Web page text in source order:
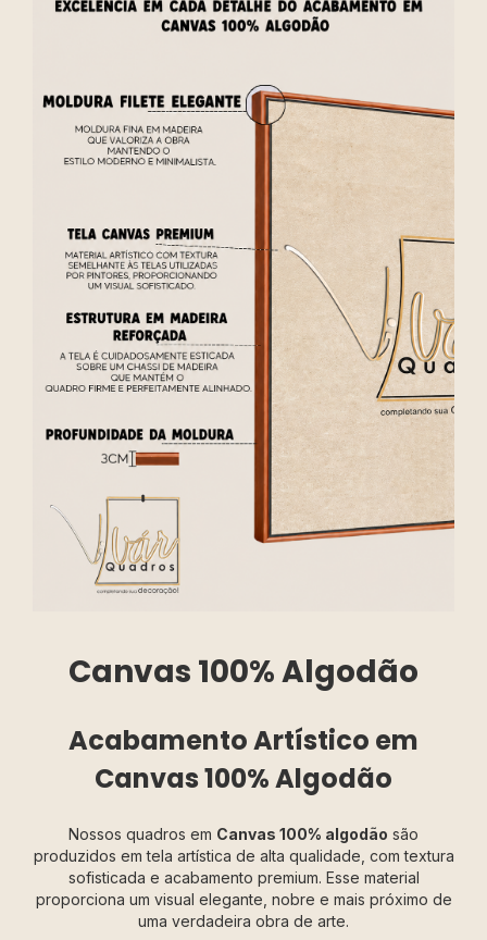
Canvas 100% Algodão
Acabamento Artístico em
Canvas 100% Algodão
Nossos quadros em Canvas 100% algodão são
produzidos em tela artística de alta qualidade, com textura
sofisticada e acabamento premium. Esse material
proporciona um visual elegante, nobre e mais próximo de
uma verdadeira obra de arte.